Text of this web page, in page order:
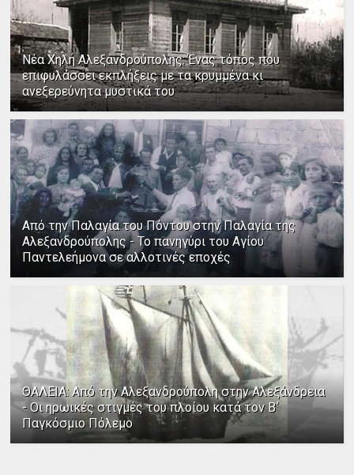
Νέα Χηλή Αλεξανδρούπολης: Ένας τόπος που
επιφυλάσσει εκπλήξεις με τα κρυμμένα κι
ανεξερεύνητα μυστικά του
Από την Παλαγία του Πόντου στην Παλαγία της
Αλεξανδρούπολης - Το πανηγύρι του Αγίου
Παντελεήμονα σε αλλοτινές εποχές
ΘΑΛΕΙΑ: Από την Αλεξανδρούπολη στην Αλεξάνδρεια
- Οι ηρωικές στιγμές του πλοίου κατά τον Β΄
Παγκόσμιο Πόλεμο